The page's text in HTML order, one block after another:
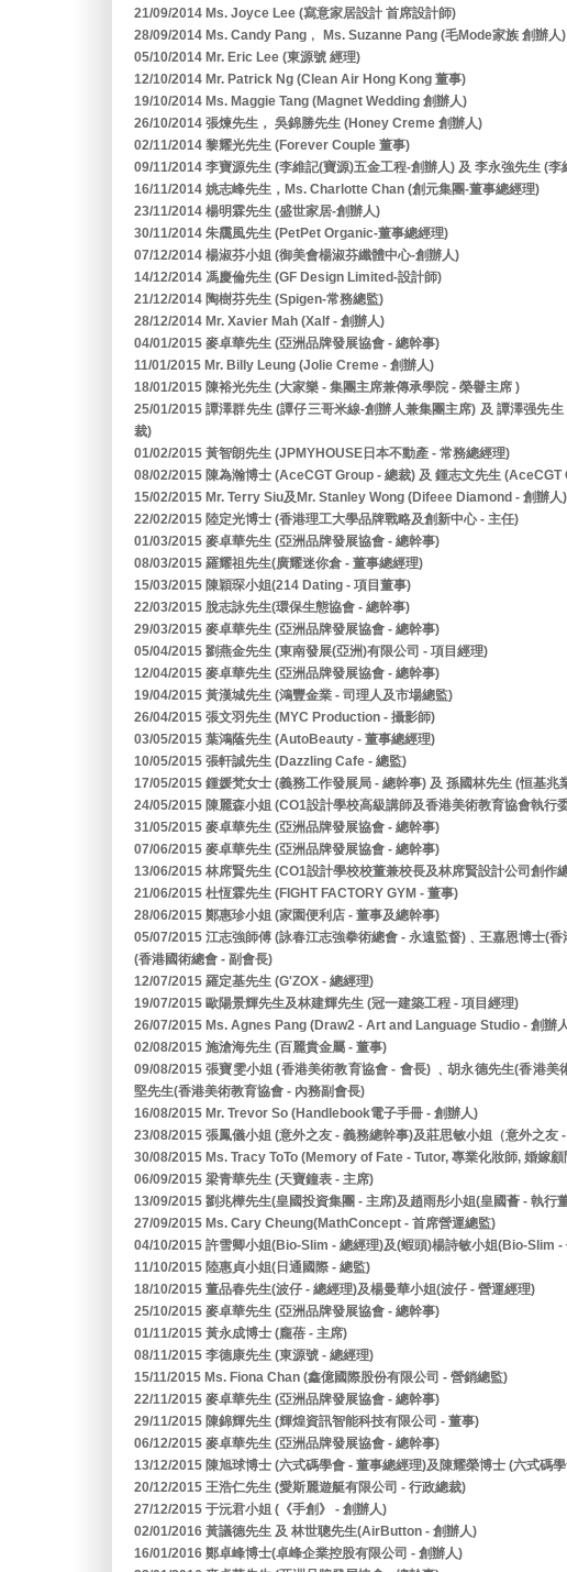
21/09/2014 Ms. Joyce Lee (寫意家居設計 首席設計師)
28/09/2014 Ms. Candy Pang﹐ Ms. Suzanne Pang (毛Mode家族 創辦人)
05/10/2014 Mr. Eric Lee (東源號 經理)
12/10/2014 Mr. Patrick Ng (Clean Air Hong Kong 董事)
19/10/2014 Ms. Maggie Tang (Magnet Wedding 創辦人)
26/10/2014 張煉先生， 吳錦勝先生 (Honey Creme 創辦人)
02/11/2014 黎耀光先生 (Forever Couple 董事)
09/11/2014 李寶源先生 (李維記(寶源)五金工程-創辦人) 及 李永強先生 (
16/11/2014 姚志峰先生，Ms. Charlotte Chan (創元集團-董事總經理)
23/11/2014 楊明霖先生 (盛世家居-創辦人)
30/11/2014 朱靄風先生 (PetPet Organic-董事總經理)
07/12/2014 楊淑芬小姐 (御美會楊淑芬纖體中心-創辦人)
14/12/2014 馮慶倫先生 (GF Design Limited-設計師)
21/12/2014 陶樹芬先生 (Spigen-常務總監)
28/12/2014 Mr. Xavier Mah (Xalf - 創辦人)
04/01/2015 麥卓華先生 (亞洲品牌發展協會 - 總幹事)
11/01/2015 Mr. Billy Leung (Jolie Creme - 創辦人)
18/01/2015 陳裕光先生 (大家樂 - 集團主席兼傳承學院 - 榮譽主席 )
25/01/2015 譚澤群先生 (譚仔三哥米線-創辦人兼集團主席) 及 譚澤强先
裁)
01/02/2015 黃智朗先生 (JPMYHOUSE日本不動產 - 常務總經理)
08/02/2015 陳為瀚博士 (AceCGT Group - 總裁) 及 鍾志文先生 (AceCGT
15/02/2015 Mr. Terry Siu及Mr. Stanley Wong (Difeee Diamond - 創辦人)
22/02/2015 陸定光博士 (香港理工大學品牌戰略及創新中心 - 主任)
01/03/2015 麥卓華先生 (亞洲品牌發展協會 - 總幹事)
08/03/2015 羅耀祖先生(廣耀迷你倉 - 董事總經理)
15/03/2015 陳穎琛小姐(214 Dating - 項目董事)
22/03/2015 脫志詠先生(環保生態協會 - 總幹事)
29/03/2015 麥卓華先生 (亞洲品牌發展協會 - 總幹事)
05/04/2015 劉燕金先生 (東南發展(亞洲)有限公司 - 項目經理)
12/04/2015 麥卓華先生 (亞洲品牌發展協會 - 總幹事)
19/04/2015 黃漢城先生 (鴻豐金業 - 司理人及市場總監)
26/04/2015 張文羽先生 (MYC Production - 攝影師)
03/05/2015 葉鴻蔭先生 (AutoBeauty - 董事總經理)
10/05/2015 張軒誠先生 (Dazzling Cafe - 總監)
17/05/2015 鍾媛梵女士 (義務工作發展局 - 總幹事) 及 孫國林先生 (恒基兆
24/05/2015 陳麗森小姐 (CO1設計學校高級講師及香港美術教育協會執行
31/05/2015 麥卓華先生 (亞洲品牌發展協會 - 總幹事)
07/06/2015 麥卓華先生 (亞洲品牌發展協會 - 總幹事)
13/06/2015 林席賢先生 (CO1設計學校校董兼校長及林席賢設計公司創作
21/06/2015 杜恆霖先生 (FIGHT FACTORY GYM - 董事)
28/06/2015 鄭惠珍小姐 (家園便利店 - 董事及總幹事)
05/07/2015 江志強師傅 (詠春江志強拳術總會 - 永遠監督)﹑王嘉恩博士(
(香港國術總會 - 副會長)
12/07/2015 羅定基先生 (G'ZOX - 總經理)
19/07/2015 歐陽景輝先生及林建輝先生 (冠一建築工程 - 項目經理)
26/07/2015 Ms. Agnes Pang (Draw2 - Art and Language Studio - 創辦
02/08/2015 施滄海先生 (百麗貴金屬 - 董事)
09/08/2015 張寶雯小姐 (香港美術教育協會 - 會長) ﹑胡永德先生(香港美
堅先生(香港美術教育協會 - 內務副會長)
16/08/2015 Mr. Trevor So (Handlebook電子手冊 - 創辦人)
23/08/2015 張鳳儀小姐 (意外之友 - 義務總幹事)及莊思敏小姐（意外之友 -
30/08/2015 Ms. Tracy ToTo (Memory of Fate - Tutor, 專業化妝師, 婚嫁顧
06/09/2015 梁青華先生 (天寶鐘表 - 主席)
13/09/2015 劉兆樺先生(皇國投資集團 - 主席)及趙雨彤小姐(皇國薈 - 執行
27/09/2015 Ms. Cary Cheung(MathConcept - 首席營運總監)
04/10/2015 許雪卿小姐(Bio-Slim - 總經理)及(蝦頭)楊詩敏小姐(Bio-Slim -
11/10/2015 陸惠貞小姐(日通國際 - 總監)
18/10/2015 董品春先生(波仔 - 總經理)及楊曼華小姐(波仔 - 營運經理)
25/10/2015 麥卓華先生 (亞洲品牌發展協會 - 總幹事)
01/11/2015 黃永成博士 (龐蓓 - 主席)
08/11/2015 李德康先生 (東源號 - 總經理)
15/11/2015 Ms. Fiona Chan (鑫億國際股份有限公司 - 營銷總監)
22/11/2015 麥卓華先生 (亞洲品牌發展協會 - 總幹事)
29/11/2015 陳錦輝先生 (輝煌資訊智能科技有限公司 - 董事)
06/12/2015 麥卓華先生 (亞洲品牌發展協會 - 總幹事)
13/12/2015 陳旭球博士 (六式碼學會 - 董事總經理)及陳耀榮博士 (六式碼
20/12/2015 王浩仁先生 (愛斯麗遊艇有限公司 - 行政總裁)
27/12/2015 于沅君小姐 (《手創》 - 創辦人)
02/01/2016 黃議德先生 及 林世聰先生(AirButton - 創辦人)
16/01/2016 鄭卓峰博士(卓峰企業控股有限公司 - 創辦人)